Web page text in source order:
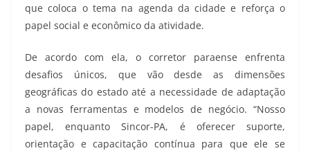
que coloca o tema na agenda da cidade e reforça o
papel social e econômico da atividade.
De acordo com ela, o corretor paraense enfrenta
desafios únicos, que vão desde as dimensões
geográficas do estado até a necessidade de adaptação
a novas ferramentas e modelos de negócio. “Nosso
papel, enquanto Sincor-PA, é oferecer suporte,
orientação e capacitação contínua para que ele se